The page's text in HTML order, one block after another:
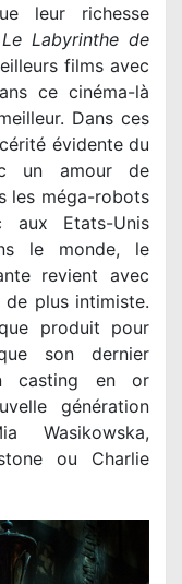
leur richesse
Le Labyrinthe de
films avec
ce cinéma-là
Dans ces
évidente du
un amour de
les méga-robots
aux Etats-Unis
le monde, le
revient avec
plus intimiste.
produit pour
son dernier
casting en or
génération
Wasikowska,
ou Charlie